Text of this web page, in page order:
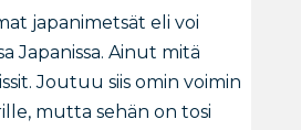
japanimetsät eli voi
Japanissa. Ainut mitä
Joutuu siis omin voimin
mutta sehän on tosi